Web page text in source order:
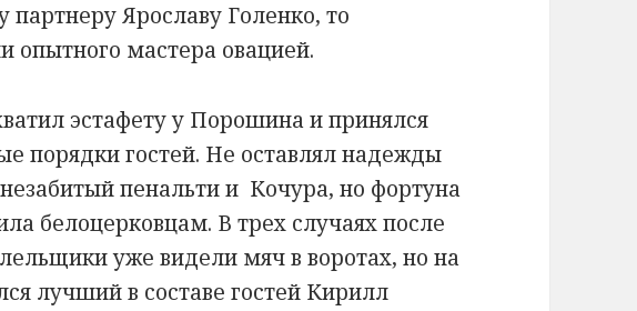
Ярославу Голенко, то
опытного мастера овацией.
эстафету у Порошина и принялся
порядки гостей. Не оставлял надежды
пенальти и Кочура, но фортуна
белоцерковцам. В трех случаях после
уже видели мяч в воротах, но на
лучший в составе гостей Кирилл